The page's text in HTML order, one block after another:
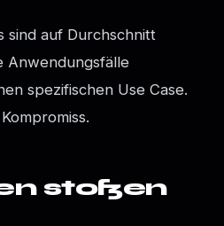
sind auf Durchschnitt
Anwendungsfälle
spezifischen Use Case.
stoßen